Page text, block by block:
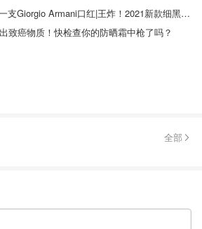
包包里永远都缺一支Giorgio Armani口红|王炸！2021新款细黑管【LIP POWER】，20种色调的窒息美丽
致癌物质！快检查你的防晒霜中枪了吗？
全部